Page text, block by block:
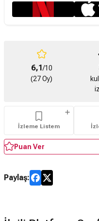
6,1/10
(27 Oy)
İzleme Listem
Puan Ver
Paylaş: